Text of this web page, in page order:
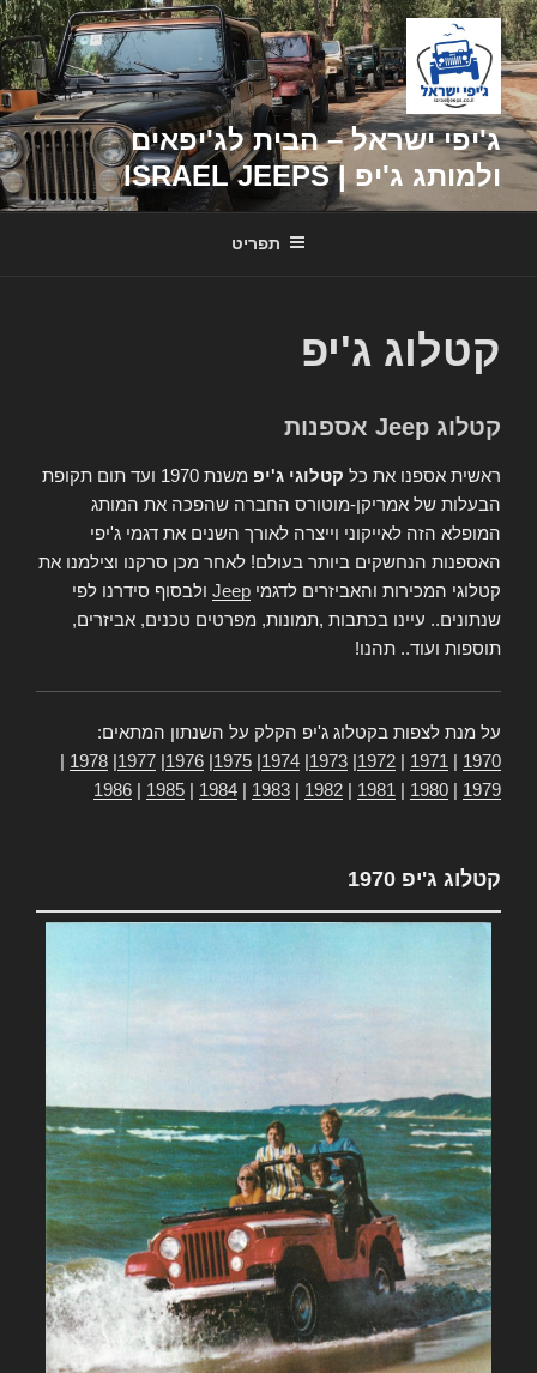
דילוג
לתוכן
ג'יפי ישראל – הבית לג'יפאים
ולמותג ג'יפ | ISRAEL JEEPS
תפריט
קטלוג ג'יפ
קטלוג Jeep אספנות
ראשית אספנו את כל קטלוגי ג'יפ
משנת 1970 ועד תום תקופת
הבעלות של אמריקן-מוטורס החברה שהפכה את המותג
המופלא הזה לאייקוני וייצרה לאורך השנים את דגמי ג'יפי
האספנות הנחשקים ביותר בעולם! לאחר מכן סרקנו וצילמנו את
קטלוגי המכירות והאביזרים לדגמי Jeep ולבסוף סידרנו לפי
שנתונים.. עיינו בכתבות ,תמונות, מפרטים טכנים, אביזרים,
תוספות ועוד.. תהנו!
על מנת לצפות בקטלוג ג'יפ הקלק על השנתון המתאים:
1970
1971
1972
1973
1974
1975
1976
1977
1978
1979
1980
1981
1982
1983
1984
1985
1986
קטלוג ג'יפ 1970